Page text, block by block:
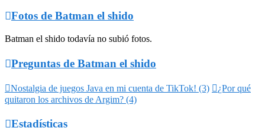
Fotos de Batman el shido
Batman el shido todavía no subió fotos.
Preguntas de Batman el shido
Nostalgia de juegos Java en mi cuenta de TikTok! (3) ¿Por qué
quitaron los archivos de Argim? (4)
Estadísticas